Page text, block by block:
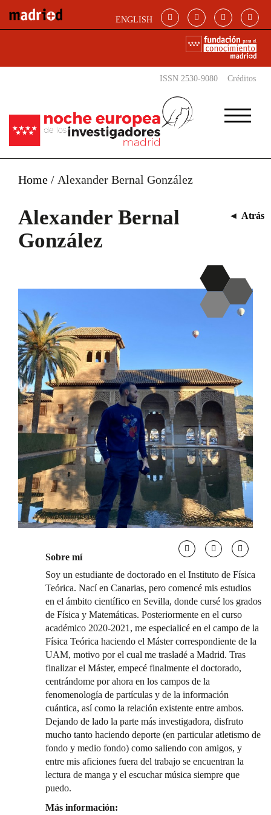
ENGLISH
ISSN 2530-9080 Créditos
Home / Alexander Bernal González
Alexander Bernal
González
◄ Atrás
Sobre mí
Soy un estudiante de doctorado en el Instituto de Física
Teórica. Nací en Canarias, pero comencé mis estudios
en el ámbito científico en Sevilla, donde cursé los grados
de Física y Matemáticas. Posteriormente en el curso
académico 2020-2021, me especialicé en el campo de la
Física Teórica haciendo el Máster correspondiente de la
UAM, motivo por el cual me trasladé a Madrid. Tras
finalizar el Máster, empecé finalmente el doctorado,
centrándome por ahora en los campos de la
fenomenología de partículas y de la información
cuántica, así como la relación existente entre ambos.
Dejando de lado la parte más investigadora, disfruto
mucho tanto haciendo deporte (en particular atletismo de
fondo y medio fondo) como saliendo con amigos, y
entre mis aficiones fuera del trabajo se encuentran la
lectura de manga y el escuchar música siempre que
puedo.
Más información: